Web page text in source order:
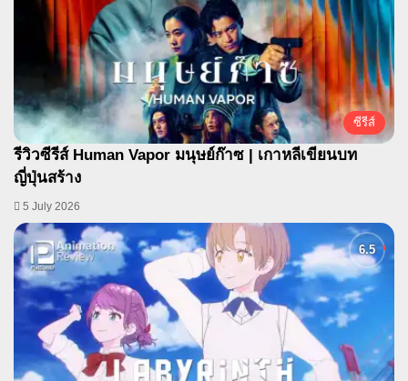
ซีรีส์
รีวิวซีรีส์ Human Vapor มนุษย์ก๊าซ | เกาหลีเขียนบท
ญี่ปุ่นสร้าง
5 July 2026